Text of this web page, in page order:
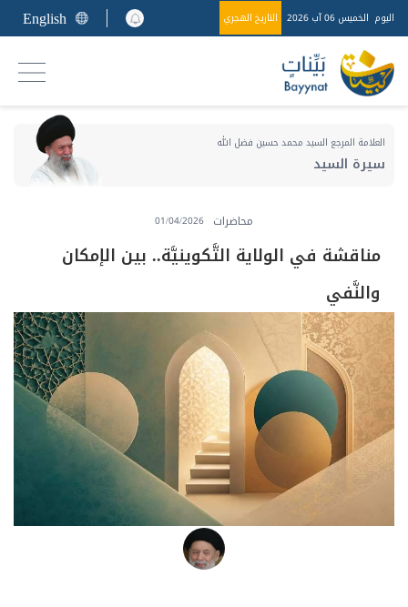
اليوم الخميس 06 آب 2026 التاريخ الهجري English
العلامة المرجع السيد محمد حسين فضل الله
سيرة السيد
محاضرات 01/04/2026
مناقشة في الولاية التَّكوينيَّة.. بين الإمكان
والنَّفي